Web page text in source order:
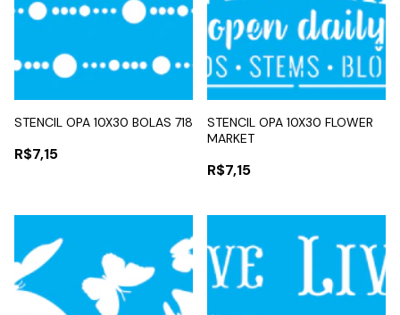
STENCIL OPA 10X30 BOLAS 718
R$7,15
STENCIL OPA 10X30 FLOWER
MARKET
R$7,15